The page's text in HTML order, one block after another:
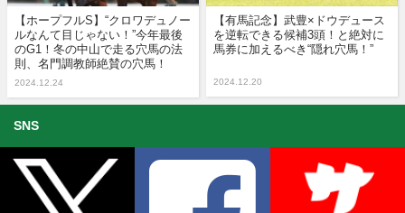
【ホープフルS】“クロワデュノー
ルなんて目じゃない！”今年最後
のG1！冬の中山で走る穴馬の法
則、名門調教師絶賛の穴馬！
2024.12.24
【有馬記念】武豊×ドウデュース
を逆転できる候補3頭！と絶対に
馬券に加えるべき“隠れ穴馬！”
2024.12.20
SNS